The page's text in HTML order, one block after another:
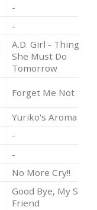
-
-
A.D. Girl - Things
She Must Do
Tomorrow
Forget Me Not
Yuriko's Aroma
-
-
No More Cry!!
Good Bye, My
Friend